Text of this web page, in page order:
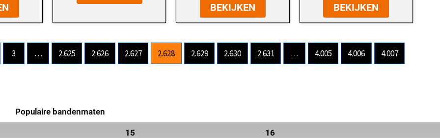
BEKIJKEN BEKIJKEN
3 … 2.625 2.626 2.627 2.628 2.629 2.630 2.631 … 4.005 4.006 4.007
Populaire bandenmaten
15 16